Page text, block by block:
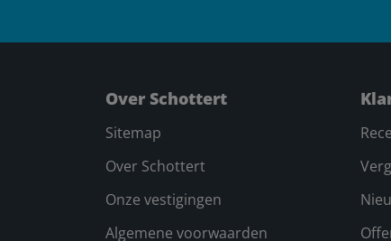
Over Schottert
Sitemap
Over Schottert
Onze vestigingen
Algemene voorwaarden